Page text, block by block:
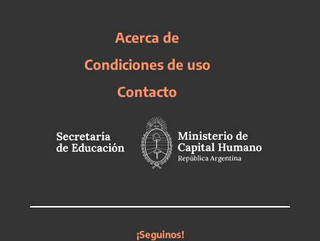
Acerca de
Condiciones de uso
Contacto
¡Seguinos!